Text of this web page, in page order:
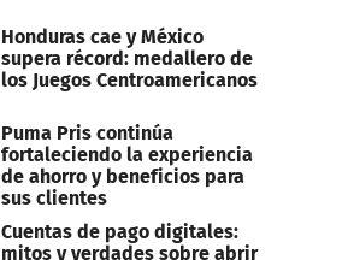
Honduras cae y México
supera récord: medallero de
los Juegos Centroamericanos
Puma Pris continúa
fortaleciendo la experiencia
de ahorro y beneficios para
sus clientes
Cuentas de pago digitales:
mitos y verdades sobre abrir